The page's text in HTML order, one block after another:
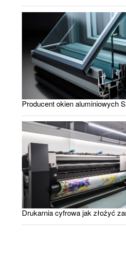
Producent okien aluminiowych
Drukarnia cyfrowa jak złożyć